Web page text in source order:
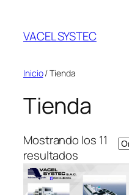
contenido
VACEL SYSTEC
Inicio/ Tienda
Tienda
Mostrando los 11
resultados